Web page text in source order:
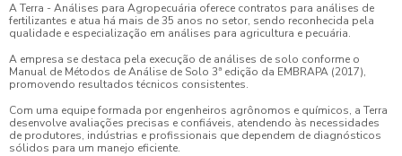
A Terra - Análises para Agropecuária oferece contratos para análises de
fertilizantes e atua há mais de 35 anos no setor, sendo reconhecida pela
qualidade e especialização em análises para agricultura e pecuária.
A empresa se destaca pela execução de análises de solo conforme o
Manual de Métodos de Análise de Solo 3ª edição da EMBRAPA (2017),
promovendo resultados técnicos consistentes.
Com uma equipe formada por engenheiros agrônomos e químicos, a Terra
desenvolve avaliações precisas e confiáveis, atendendo às necessidades
de produtores, indústrias e profissionais que dependem de diagnósticos
sólidos para um manejo eficiente.